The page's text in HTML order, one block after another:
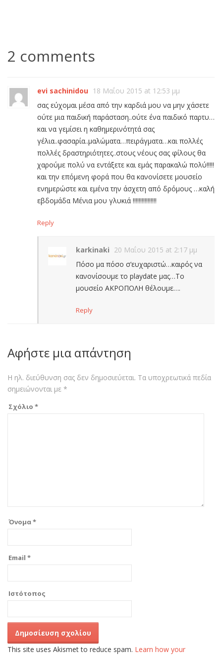
2 comments
evi sachinidou 18 Μαΐου 2015 at 12:53 μμ
σας εύχομαι μέσα από την καρδιά μου να μην χάσετε
ούτε μια παιδική παράσταση..ούτε ένα παιδικό παρτυ…
και να γεμίσει η καθημερινότητά σας
γέλια..φασαρία..μαλώματα…πειράγματα…και πολλές
πολλές δραστηριότητες..στους νέους σας φίλους θα
χαρούμε πολύ να εντάξετε και εμάς παρακαλώ πολύ!!!!!
και την επόμενη φορά που θα κανονίσετε μουσείο
ενημερώστε και εμένα την άσχετη από δρόμους …καλή
εβδομάδα Μένια μου γλυκιά !!!!!!!!!!!!!!!!
Reply
karkinaki 20 Μαΐου 2015 at 2:17 μμ
Πόσο μα πόσο σ’ευχαριστώ…καιρός να
κανονίσουμε το playdate μας…Το
μουσείο ΑΚΡΟΠΟΛΗ θέλουμε….
Reply
Αφήστε μια απάντηση
Η ηλ. διεύθυνση σας δεν δημοσιεύεται. Τα υποχρεωτικά πεδία
σημειώνονται με *
Σχόλιο *
Όνομα*
Email *
Ιστότοπος
This site uses Akismet to reduce spam. Learn how your